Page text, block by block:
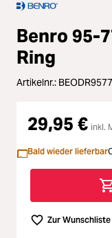
Loading...
Loading...Licht &
Loading...
Loading...
Loading...Second
Loading...
SALE
Benro 95-
Ring
Artikelnr.: BEODR9577
29,95 € inkl.
Bald wieder lieferbar
Zur